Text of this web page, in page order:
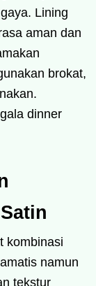
Lining
aman dan
brokat,
dinner
kombinasi
namun
tekstur